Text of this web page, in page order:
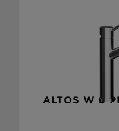
ALTOS W S